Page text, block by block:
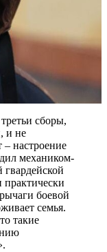
сборы,
и не
настроение
механиком-
боевой
семья.
такие